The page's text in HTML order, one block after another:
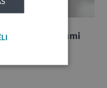
likumu grozījumi
notāra